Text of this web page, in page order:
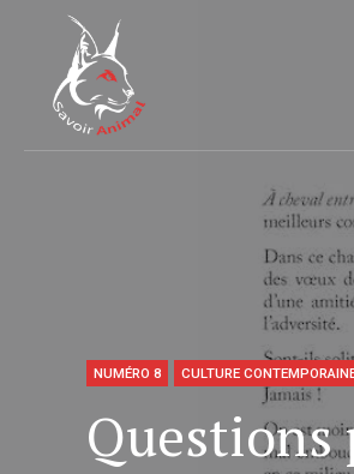
NUMÉRO 8 CULTURE
Questions